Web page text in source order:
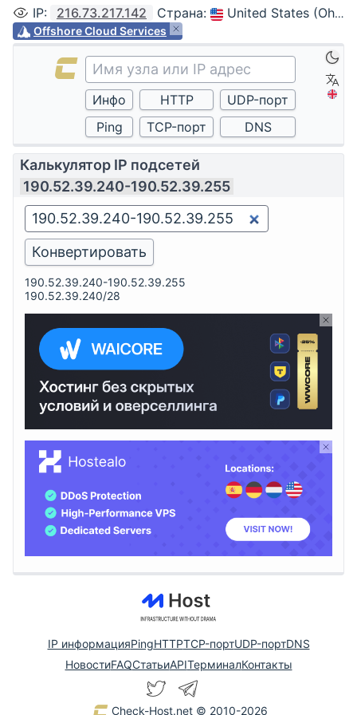
IP: 216.73.217.142 Страна: United States (Ohio, Columbus)
Offshore Cloud Services
Калькулятор IP подсетей
190.52.39.240-190.52.39.255
190.52.39.240-190.52.39.255
190.52.39.240/28
IP информацияPingHTTPTCP-портUDP-портDNS
НовостиFAQСтатьиAPIТерминалКонтакты
Check-Host.net © 2010-2026